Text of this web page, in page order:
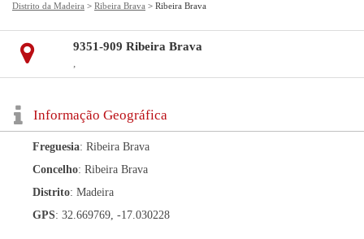
Distrito da Madeira > Ribeira Brava > Ribeira Brava
9351-909 Ribeira Brava
,
Informação Geográfica
Freguesia: Ribeira Brava
Concelho: Ribeira Brava
Distrito: Madeira
GPS: 32.669769, -17.030228